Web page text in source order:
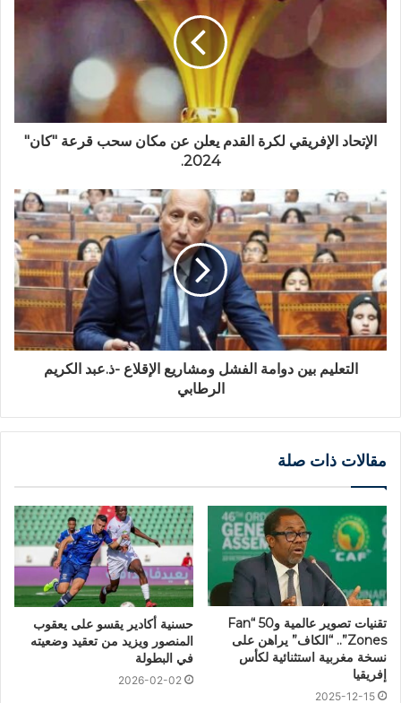
الإتحاد الإفريقي لكرة القدم يعلن عن مكان سحب قرعة "كان"
2024.
التعليم بين دوامة الفشل ومشاريع الإقلاع -ذ.عبد الكريم
الرطابي
مقالات ذات صلة
تقنيات تصوير عالمية و50 “Fan
Zones”.. “الكاف” يراهن على
نسخة مغربية استثنائية لكأس
إفريقيا
2025-12-15
حسنية أكادير يقسو على يعقوب
المنصور ويزيد من تعقيد وضعيته
في البطولة
2026-02-02